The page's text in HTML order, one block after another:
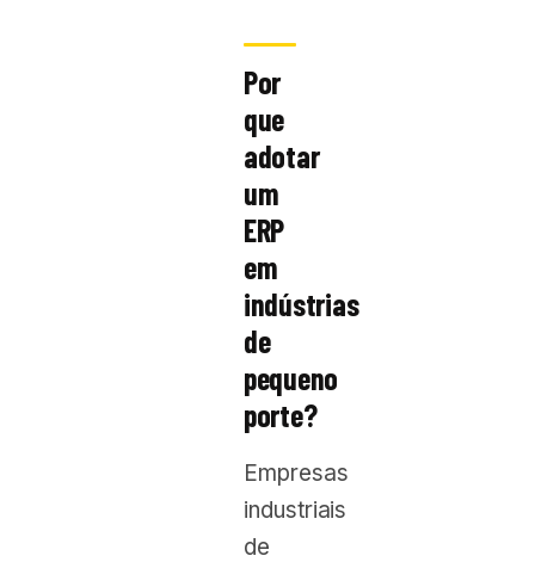
Por
que
adotar
um
ERP
em
indústrias
de
pequeno
porte?
Empresas
industriais
de